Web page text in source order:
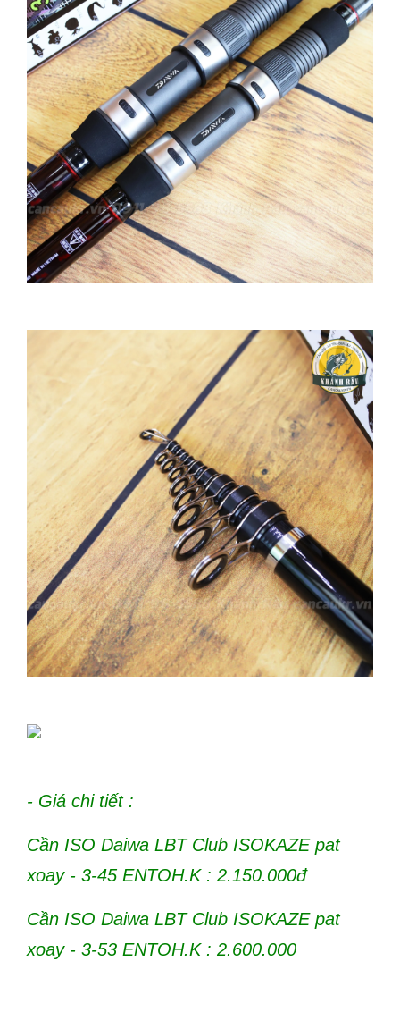
- Giá chi tiết :
Cần ISO Daiwa LBT Club ISOKAZE pat
xoay - 3-45 ENTOH.K : 2.150.000đ
Cần ISO Daiwa LBT Club ISOKAZE pat
xoay - 3-53 ENTOH.K : 2.600.000